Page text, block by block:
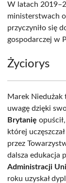
W latach
ministerstwach
przyczyniło się
gospodarczej w
Życiorys
Marek Niedużak
uwagę dzięki
Brytanię
której
przez
dalsza edukacja
Administracji
roku uzyskał